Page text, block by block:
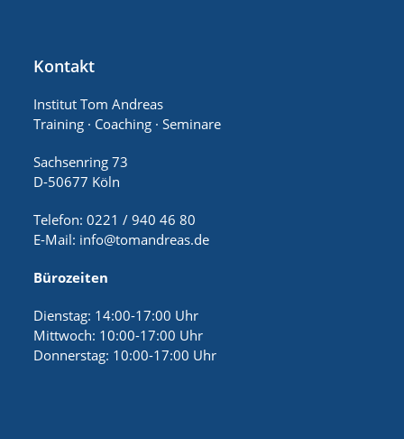
Kontakt
Institut Tom Andreas
Training · Coaching · Seminare
Sachsenring 73
D-50677 Köln
Telefon: 0221 / 940 46 80
E-Mail: info@tomandreas.de
Bürozeiten
Dienstag: 14:00-17:00 Uhr
Mittwoch: 10:00-17:00 Uhr
Donnerstag: 10:00-17:00 Uhr